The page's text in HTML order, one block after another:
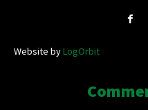
Website byLogOrbit